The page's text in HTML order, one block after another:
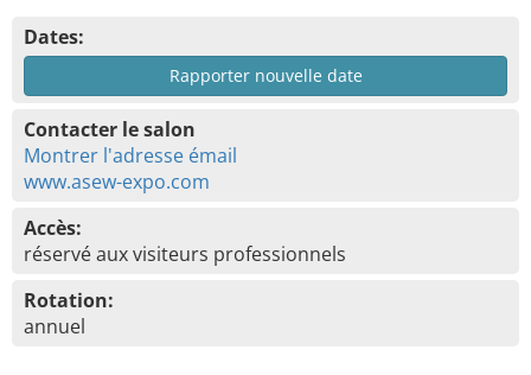
Dates:
Rapporter nouvelle date
Contacter le salon
Montrer l'adresse émail
www.asew-expo.com
Accès:
réservé aux visiteurs professionnels
Rotation:
annuel